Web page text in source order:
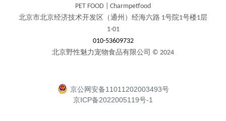
PET FOOD | Charmpetfood
北京市北京经济技术开发区（通州）经海六路 1号院1号楼1层
1-01
010-53609732
北京野性魅力宠物食品有限公司 © 2024
京公网安备11011202003493号
京ICP备2022005119号-1